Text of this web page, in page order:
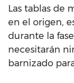
Las tablas de
en el origen,
durante la
necesitarán
barnizado